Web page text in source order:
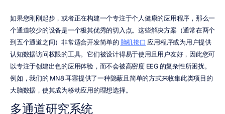
如果您刚刚起步，或者正在构建一个专注于个人健康的应用程序，那么一
个通道较少的设备是一个极其优秀的切入点。这些解决方案（通常在两个
到五个通道之间）非常适合开发简单的 脑机接口 应用程序或为用户提供
认知数据访问权限的工具。它们被设计得易于使用且用户友好，因此您可
以专注于创建出色的应用体验，而不会被高密度 EEG 的复杂性所困扰。
例如，我们的 MN8 耳塞提供了一种隐蔽且简单的方式来收集此类项目的
大脑数据，使其成为移动应用的理想选择。
多通道研究系统